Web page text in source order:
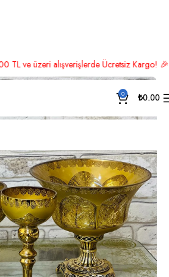
Ücretsiz Kargo! 🎉 Hemen
0 ₺0.00